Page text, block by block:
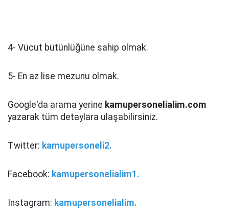
4- Vücut bütünlüğüne sahip olmak.
5- En az lise mezunu olmak.
Google'da arama yerine kamupersonelialim.com
yazarak tüm detaylara ulaşabilirsiniz.
Twitter: kamupersoneli2.
Facebook: kamupersonelialim1.
Instagram: kamupersonelialim.